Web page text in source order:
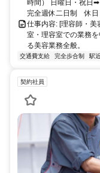
時間） 日曜日・祝日
完全週休二日制 休日
仕事内容: [理容師・美
室・理容室での業務
る美容業務全般。
交通費支給 完全歩合制 駅
契約社員